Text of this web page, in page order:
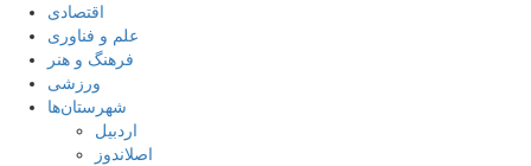
اقتصادی
علم و فناوری
فرهنگ و هنر
ورزشی
شهرستان‌ها
اردبیل
اصلاندوز